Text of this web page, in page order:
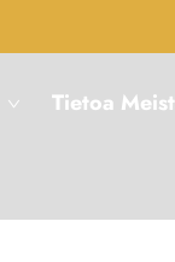
Tietoa